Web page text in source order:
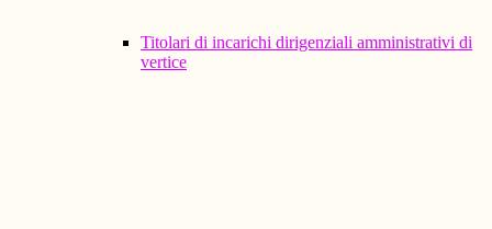
Titolari di incarichi dirigenziali amministrativi di
vertice